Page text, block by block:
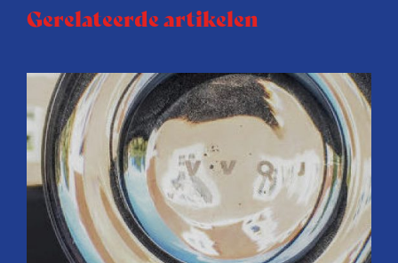
Gerelateerde artikelen